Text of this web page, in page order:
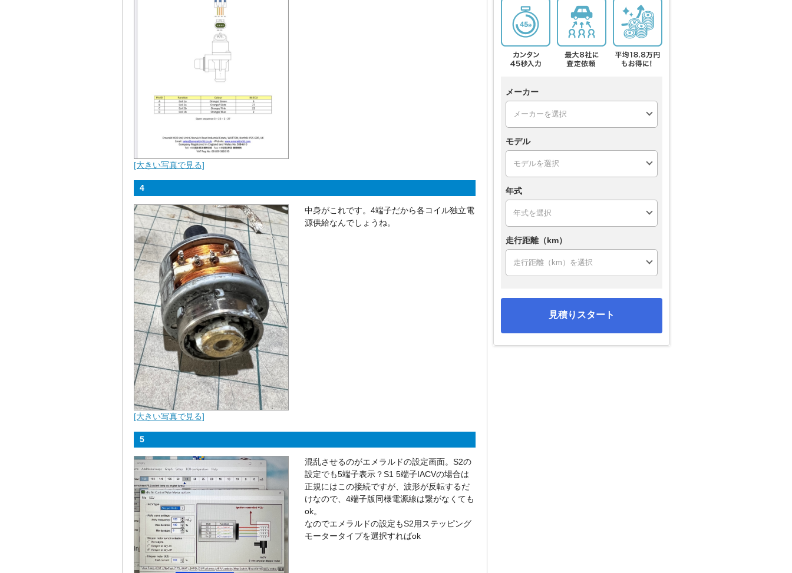
[大きい写真で見る]
4
[大きい写真で見る]
中身がこれです。4端子だから各コイル独立電
源供給なんでしょうね。
5
混乱させるのがエメラルドの設定画面。S2の
設定でも5端子表示？S1 5端子IACVの場合は
正規にはこの接続ですが、波形が反転するだ
けなので、4端子版同様電源線は繋がなくても
ok。
なのでエメラルドの設定もS2用ステッピング
モータータイプを選択すればok
メーカー
モデル
年式
走行距離（km）
見積りスタート